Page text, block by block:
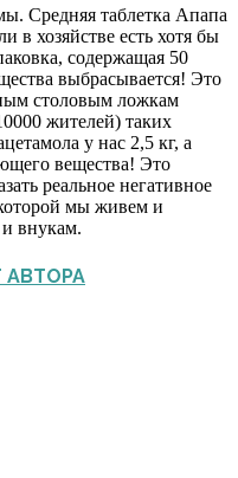
Средняя таблетка Апапа
в хозяйстве есть хотя бы
содержащая 50
выбрасывается! Это
столовым ложкам
жителей) таких
у нас 2,5 кг, а
вещества! Это
реальное негативное
мы живем и
внукам.